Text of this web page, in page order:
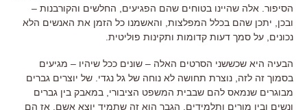
הסיפור אלה שהיינו בטוחים שהם הפגיעים החלשים והקורבנות –
ובכן
יתכן שהם בכלל המפלצות והאשמנו כל הזמן את האנשים הלא
נכונים על סמך דעות קדומות ותקינות פוליטית
הבעיה היא שכששני הסרטים האלה – שונים ככל שיהיו – מגיעים
בסמוך זה לזה נוצרת תחושה לא נוחה של גל נגדי של יוצרים גברים
מבוגרים שנמאס להם שבבית המשפט הציבורי במאבק בין גברים
ונשים ובין מורים ותלמידים
הגבר הוא זה שתמיד יוצא אשם
אז הם